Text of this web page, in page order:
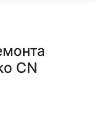
CN